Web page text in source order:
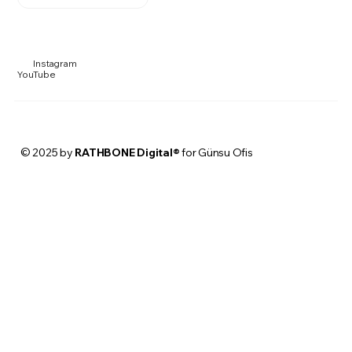
Instagram
YouTube
© 2025 by RATHBONE Digital®for Günsu Ofis